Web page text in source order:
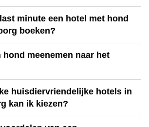
minute een hotel met hond
boeken?
hond meenemen naar het
huisdiervriendelijke hotels in
kan ik kiezen?